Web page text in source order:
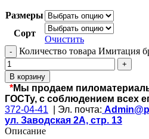
Размеры
Сорт
Очистить
Количество товара Имитация
В корзину
*Мы продаем
ГОСТу, с соблюдением всех
372-04-41
| Эл. почта:
ул. Заводская 2А, стр. 13
Описание